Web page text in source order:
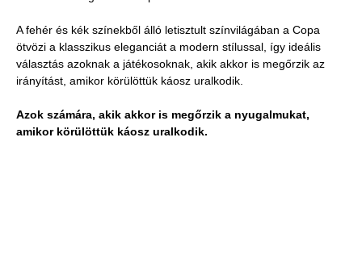
A fehér és kék színekből álló letisztult színvilágában a Copa
ötvözi a klasszikus eleganciát a modern stílussal, így ideális
választás azoknak a játékosoknak, akik akkor is megőrzik az
irányítást, amikor körülöttük káosz uralkodik.
Azok számára, akik akkor is megőrzik a nyugalmukat,
amikor körülöttük káosz uralkodik.